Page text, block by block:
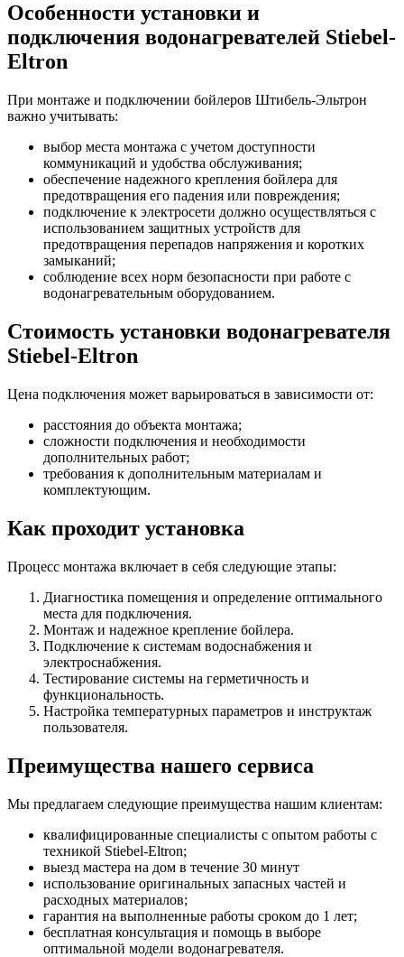
Особенности установки и
подключения водонагревателей Stiebel-
Eltron
При монтаже и подключении бойлеров Штибель-Эльтрон
важно учитывать:
выбор места монтажа с учетом доступности
коммуникаций и удобства обслуживания;
обеспечение надежного крепления бойлера для
предотвращения его падения или повреждения;
подключение к электросети должно осуществляться с
использованием защитных устройств для
предотвращения перепадов напряжения и коротких
замыканий;
соблюдение всех норм безопасности при работе с
водонагревательным оборудованием.
Стоимость установки водонагревателя
Stiebel-Eltron
Цена подключения может варьироваться в зависимости от:
расстояния до объекта монтажа;
сложности подключения и необходимости
дополнительных работ;
требования к дополнительным материалам и
комплектующим.
Как проходит установка
Процесс монтажа включает в себя следующие этапы:
Диагностика помещения и определение оптимального
места для подключения.
Монтаж и надежное крепление бойлера.
Подключение к системам водоснабжения и
электроснабжения.
Тестирование системы на герметичность и
функциональность.
Настройка температурных параметров и инструктаж
пользователя.
Преимущества нашего сервиса
Мы предлагаем следующие преимущества нашим клиентам:
квалифицированные специалисты с опытом работы с
техникой Stiebel-Eltron;
выезд мастера на дом в течение 30 минут
использование оригинальных запасных частей и
расходных материалов;
гарантия на выполненные работы сроком до 1 лет;
бесплатная консультация и помощь в выборе
оптимальной модели водонагревателя.